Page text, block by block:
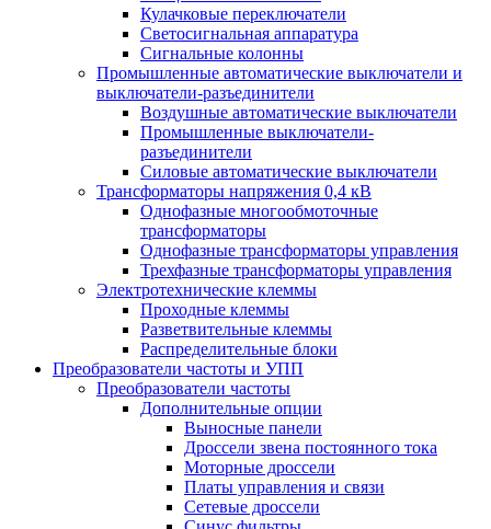
Кулачковые переключатели
Светосигнальная аппаратура
Сигнальные колонны
Промышленные автоматические выключатели и
выключатели-разъединители
Воздушные автоматические выключатели
Промышленные выключатели-
разъединители
Силовые автоматические выключатели
Трансформаторы напряжения 0,4 кВ
Однофазные многообмоточные
трансформаторы
Однофазные трансформаторы управления
Трехфазные трансформаторы управления
Электротехнические клеммы
Проходные клеммы
Разветвительные клеммы
Распределительные блоки
Преобразователи частоты и УПП
Преобразователи частоты
Дополнительные опции
Выносные панели
Дроссели звена постоянного тока
Моторные дроссели
Платы управления и связи
Сетевые дроссели